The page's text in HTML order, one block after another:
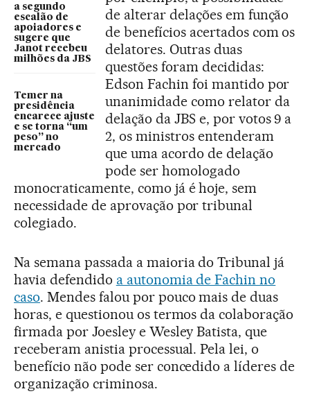
a segundo
escalão de
apoiadores e
sugere que
Janot recebeu
milhões da JBS
Temer na
presidência
encarece ajuste
e se torna “um
peso” no
mercado
de alterar delações em função
de benefícios acertados com os
delatores. Outras duas
questões foram decididas:
Edson Fachin foi mantido por
unanimidade como relator da
delação da JBS e, por votos 9 a
2, os ministros entenderam
que uma acordo de delação
pode ser homologado
monocraticamente, como já é hoje, sem
necessidade de aprovação por tribunal
colegiado.
Na semana passada a maioria do Tribunal já
havia defendido a autonomia de Fachin no
caso. Mendes falou por pouco mais de duas
horas, e questionou os termos da colaboração
firmada por Joesley e Wesley Batista, que
receberam anistia processual. Pela lei, o
benefício não pode ser concedido a líderes de
organização criminosa.